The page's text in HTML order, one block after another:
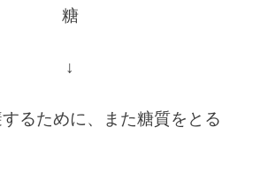
糖
↓
るために、また糖質をとる